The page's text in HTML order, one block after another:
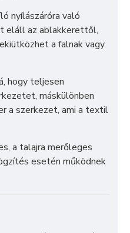
nyílászáróra való
eláll az ablakkerettől,
a falnak vagy
hogy teljesen
máskülönben
a szerkezet, ami a textil
a talajra merőleges
esetén működnek